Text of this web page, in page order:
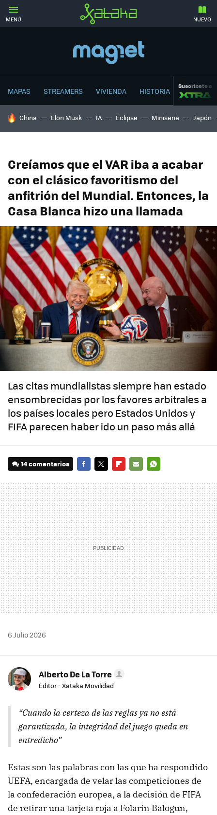
MENÚ NUEVO
MAPAS STREAMERS VIVIENDA HISTORIA Suscríbete a
HOY SE HABLA DE
China Elon Musk IA Eclipse Miniserie Japón
Creíamos que el VAR iba a acabar
con el clásico favoritismo del
anfitrión del Mundial. Entonces, la
Casa Blanca hizo una llamada
Las citas mundialistas siempre han estado
ensombrecidas por los favores arbitrales a
los países locales pero Estados Unidos y
FIFA parecen haber ido un paso más allá
14 comentarios
MAIL
6 Julio 2026
Alberto De La Torre
Editor - Xataka Movilidad
“Cuando la certeza de las reglas ya no está
garantizada, la integridad del juego queda en
entredicho”
Estas son las palabras con las que ha respondido
UEFA, encargada de velar las competiciones de
la confederación europea, a la decisión de FIFA
de retirar una tarjeta roja a Folarin Balogun,